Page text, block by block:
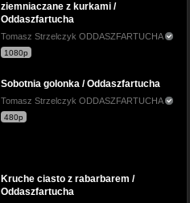
ziemniaczane z kurkami /
Oddaszfartucha
Tomasz Strzelczyk ODDASZFARTUCHA
1080p
Sobotnia golonka / Oddaszfartucha
Tomasz Strzelczyk ODDASZFARTUCHA
480p
Kruche ciasto z rabarbarem /
Oddaszfartucha